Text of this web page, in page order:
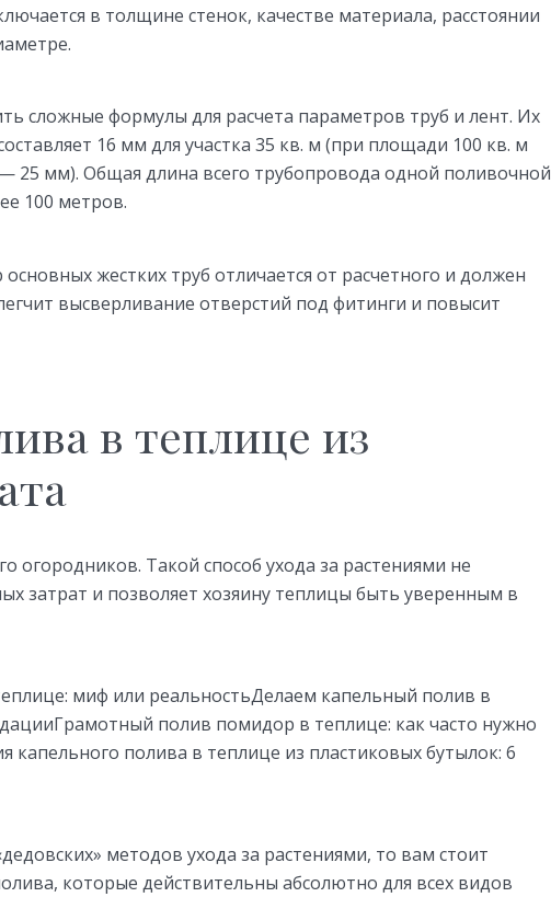
в толщине стенок, качестве материала, расстоянии
сложные формулы для расчета параметров труб и лент. Их
16 мм для участка 35 кв. м (при площади 100 кв. м
25 мм). Общая длина всего трубопровода одной поливочной
100 метров.
жестких труб отличается от расчетного и должен
высверливание отверстий под фитинги и повысит
в теплице из
огородников. Такой способ ухода за растениями не
затрат и позволяет хозяину теплицы быть уверенным в
миф или реальностьДелаем капельный полив в
полив помидор в теплице: как часто нужно
капельного полива в теплице из пластиковых бутылок: 6
методов ухода за растениями, то вам стоит
которые действительны абсолютно для всех видов